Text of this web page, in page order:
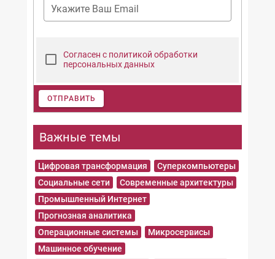
Укажите Ваш Email
Согласен с политикой обработки
персональных данных
ОТПРАВИТЬ
Важные темы
Цифровая трансформация
Суперкомпьютеры
Социальные сети
Современные архитектуры
Промышленный Интернет
Прогнозная аналитика
Операционные системы
Микросервисы
Машинное обучение